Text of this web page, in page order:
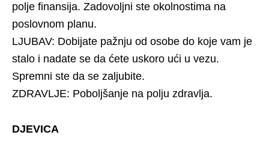
polje finansija. Zadovoljni ste okolnostima na
poslovnom planu.
LJUBAV: Dobijate pažnju od osobe do koje vam je
stalo i nadate se da ćete uskoro ući u vezu.
Spremni ste da se zaljubite.
ZDRAVLJE: Poboljšanje na polju zdravlja.
DJEVICA